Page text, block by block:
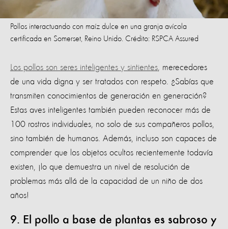
Pollos interactuando con maíz dulce en una granja avícola
certificada en Somerset, Reino Unido. Crédito: RSPCA Assured
Los pollos son seres inteligentes y sintientes, merecedores
de una vida digna y ser tratados con respeto. ¿Sabías que
transmiten conocimientos de generación en generación?
Estas aves inteligentes también pueden reconocer más de
100 rostros individuales, no solo de sus compañeros pollos,
sino también de humanos. Además, incluso son capaces de
comprender que los objetos ocultos recientemente todavía
existen, ¡lo que demuestra un nivel de resolución de
problemas más allá de la capacidad de un niño de dos
años!
9. El pollo a base de plantas es sabroso y